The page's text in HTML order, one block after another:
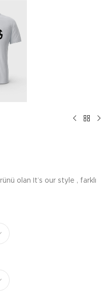
olan It’s our style , farklı